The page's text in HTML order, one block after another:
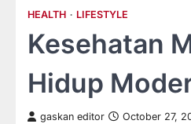
HEALTH LIFESTYLE
Kesehatan
Hidup
gaskan editor October 27,